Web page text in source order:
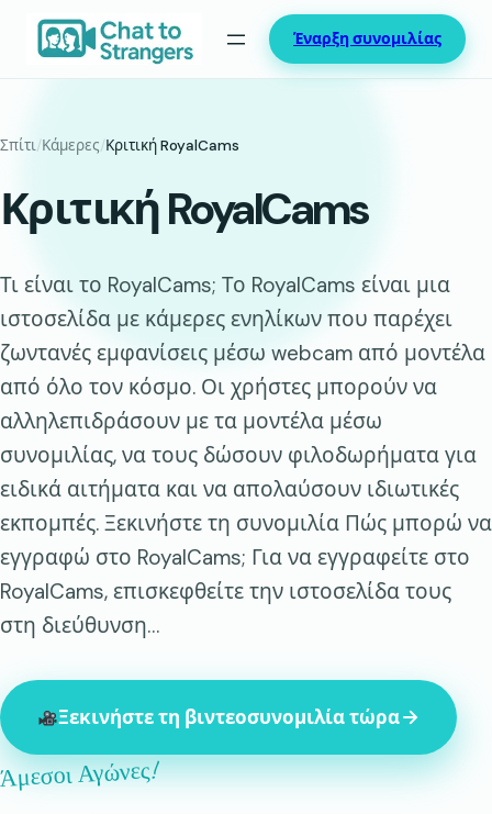
Μετάβαση
περιεχόμενο
Έναρξη συνομιλίας
Σπίτι/Κάμερες/Κριτική RoyalCams
Κριτική RoyalCams
Τι είναι το RoyalCams; Το RoyalCams είναι μια
ιστοσελίδα με κάμερες ενηλίκων που παρέχει
ζωντανές εμφανίσεις μέσω webcam από μοντέλα
από όλο τον κόσμο. Οι χρήστες μπορούν να
αλληλεπιδράσουν με τα μοντέλα μέσω
συνομιλίας, να τους δώσουν φιλοδωρήματα για
ειδικά αιτήματα και να απολαύσουν ιδιωτικές
εκπομπές. Ξεκινήστε τη συνομιλία Πώς μπορώ να
εγγραφώ στο RoyalCams; Για να εγγραφείτε στο
RoyalCams, επισκεφθείτε την ιστοσελίδα τους
στη διεύθυνση…
Ξεκινήστε τη βιντεοσυνομιλία τώρα
Άμεσοι Αγώνες!